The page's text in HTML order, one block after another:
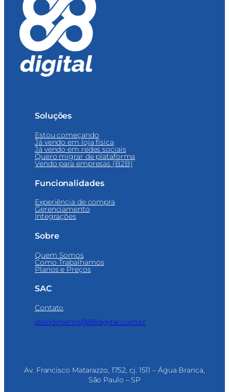
Soluções
Estou começando
Já vendo em loja física
Já vendo em redes sociais
Quero migrar de plataforma
Vendo para empresas (B2B)
Funcionalidades
Experiência de compra
Gerenciamento
Integrações
Sobre
Quem Somos
Como Trabalhamos
Planos e Preços
SAC
Contato
atendimento@88digital.com.br
Av. Francisco Matarazzo, 1752, cj. 1511 – Água Branca,
São Paulo – SP